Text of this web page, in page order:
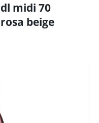
midi 70
beige